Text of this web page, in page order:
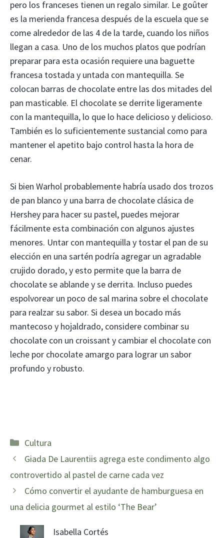
pero los franceses tienen un regalo similar. Le goûter
es la merienda francesa después de la escuela que se
come alrededor de las 4 de la tarde, cuando los niños
llegan a casa. Uno de los muchos platos que podrían
preparar para esta ocasión requiere una baguette
francesa tostada y untada con mantequilla. Se
colocan barras de chocolate entre las dos mitades del
pan masticable. El chocolate se derrite ligeramente
con la mantequilla, lo que lo hace delicioso y delicioso.
También es lo suficientemente sustancial como para
mantener el apetito bajo control hasta la hora de
cenar.
Si bien Warhol probablemente habría usado dos trozos
de pan blanco y una barra de chocolate clásica de
Hershey para hacer su pastel, puedes mejorar
fácilmente esta combinación con algunos ajustes
menores. Untar con mantequilla y tostar el pan de su
elección en una sartén podría agregar un agradable
crujido dorado, y esto permite que la barra de
chocolate se ablande y se derrita. Incluso puedes
espolvorear un poco de sal marina sobre el chocolate
para realzar su sabor. Si desea un bocado más
mantecoso y hojaldrado, considere combinar su
chocolate con un croissant y cambiar el chocolate con
leche por chocolate amargo para lograr un sabor
profundo y robusto.
Categorías
Cultura
Giada De Laurentiis agrega este condimento algo
controvertido al pastel de carne cada vez
Cómo convertir el ayudante de hamburguesa en
una delicia gourmet al estilo ‘The Bear’
Isabella Cortés